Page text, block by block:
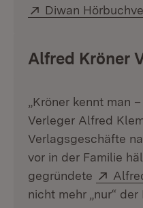
Extern:
Diwan
Alfred Kröner
„Kröner kennt man
Verleger Alfred
Verlagsgeschäfte
vor in der Familie
gegründete
nicht mehr „nur“